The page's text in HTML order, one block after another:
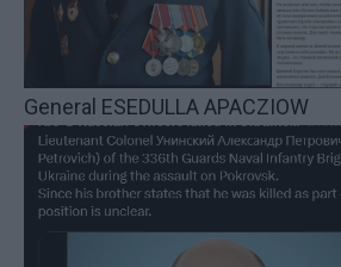
General ESEDULLA APACZIOW